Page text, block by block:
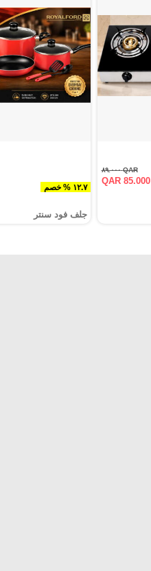
QAR ٨٩.٠٠٠
QAR 85.000
١٢.٧ % خصم
جلف فود سنتر